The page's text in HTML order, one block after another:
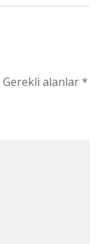
Gerekli alanlar*